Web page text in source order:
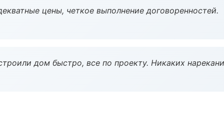
цены, четкое выполнение договоренностей.
дом быстро, все по проекту. Никаких